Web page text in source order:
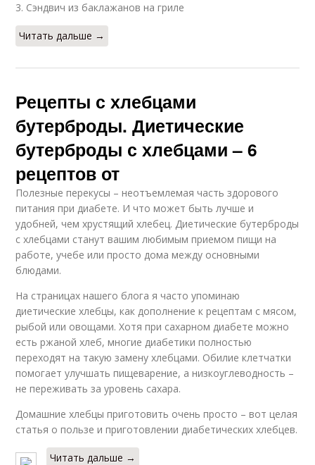
3. Сэндвич из баклажанов на гриле
Читать дальше →
Рецепты с хлебцами
бутерброды. Диетические
бутерброды с хлебцами – 6
рецептов от
Полезные перекусы – неотъемлемая часть здорового
питания при диабете. И что может быть лучше и
удобней, чем хрустящий хлебец. Диетические бутерброды
с хлебцами станут вашим любимым приемом пищи на
работе, учебе или просто дома между основными
блюдами.
На страницах нашего блога я часто упоминаю
диетические хлебцы, как дополнение к рецептам с мясом,
рыбой или овощами. Хотя при сахарном диабете можно
есть ржаной хлеб, многие диабетики полностью
переходят на такую замену хлебцами. Обилие клетчатки
помогает улучшать пищеварение, а низкоуглеводность –
не переживать за уровень сахара.
Домашние хлебцы приготовить очень просто – вот целая
статья о пользе и приготовлении диабетических хлебцев.
Читать дальше →